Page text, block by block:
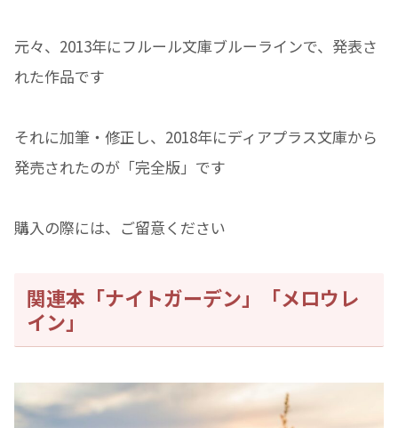
元々、2013年にフルール文庫ブルーラインで、発表さ
れた作品です
それに加筆・修正し、2018年にディアプラス文庫から
発売されたのが「完全版」です
購入の際には、ご留意ください
関連本「ナイトガーデン」「メロウレ
イン」